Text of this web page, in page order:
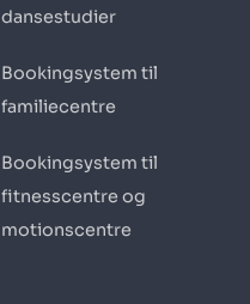
dansestudier
Bookingsystem til
familiecentre
Bookingsystem til
fitnesscentre og
motionscentre